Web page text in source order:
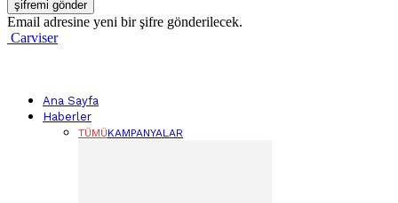
Email adresine yeni bir şifre gönderilecek.
Carviser
Ana Sayfa
Haberler
TÜMÜKAMPANYALAR